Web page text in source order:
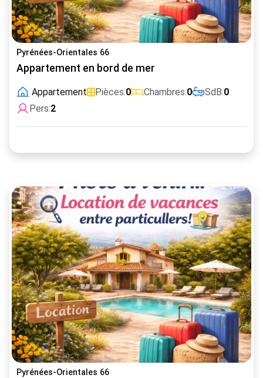
Pyrénées-Orientales 66
Appartement en bord de mer
Appartement Pièces:0 Chambres:0 SdB:0
Pers:2
Pyrénées-Orientales 66